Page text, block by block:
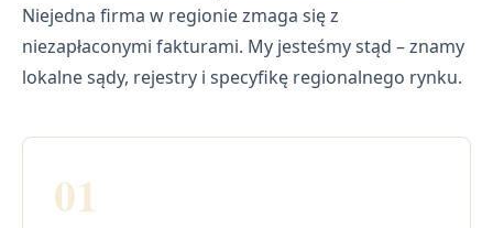
Niejedna firma w regionie zmaga się z
niezapłaconymi fakturami. My jesteśmy stąd – znamy
lokalne sądy, rejestry i specyfikę regionalnego rynku.
01